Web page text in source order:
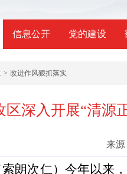
信息公开 党的建设
> 改进作风狠抓落实
区深入开展“清源
来源
朗次仁）今年以来